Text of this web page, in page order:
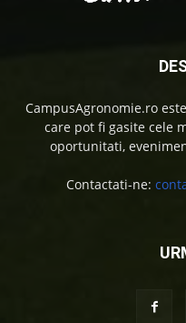
CampusAgronomie.ro
care pot fi gasite cele
oportunitati,
Contactati-ne: